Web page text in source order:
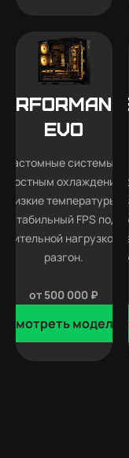
EVO
Кастомные системы с
низкие температуры,
стабильный FPS под
длительной нагрузкой и
разгон.
от 500 000 ₽
Смотреть модели